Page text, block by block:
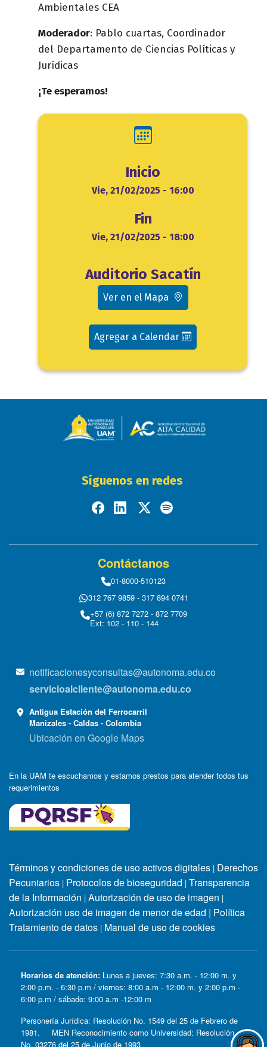
Ambientales CEA
Moderador: Pablo cuartas, Coordinador
del Departamento de Ciencias Políticas y
Jurídicas
¡Te esperamos!
Inicio
Vie, 21/02/2025 - 16:00
Fin
Vie, 21/02/2025 - 18:00
UbicaciónAuditorio Sacatín
Ver en el Mapa
Agregar a Calendar
Síguenos en redes
Contáctanos
01-8000-510123
312 767 9859 - 317 894 0741
+57 (6) 872 7272 - 872 7709
Ext: 102 - 110 - 144
notificacionesyconsultas@autonoma.edu.co
servicioalcliente@autonoma.edu.co
Antigua Estación del Ferrocarril
Manizales - Caldas - Colombia
Ubicación en Google Maps
En la UAM te escuchamos y estamos prestos para atender todos tus
requerimientos
Términos y condiciones de uso activos digitales | Derechos
Pecuniarios | Protocolos de bioseguridad | Transparencia
de la Información | Autorización de uso de imagen |
Autorización uso de imagen de menor de edad | Política
Tratamiento de datos | Manual de uso de cookies
Horarios de atención: Lunes a jueves: 7:30 a.m. - 12:00 m. y
2:00 p.m. - 6:30 p.m / viernes: 8:00 a.m - 12:00 m. y 2:00 p.m -
6:00 p.m / sábado: 9:00 a.m -12:00 m
Personería Jurídica: Resolución No. 1549 del 25 de Febrero de
1981. MEN Reconocimiento como Universidad: Resolución
No. 03276 del 25 de Junio de 1993